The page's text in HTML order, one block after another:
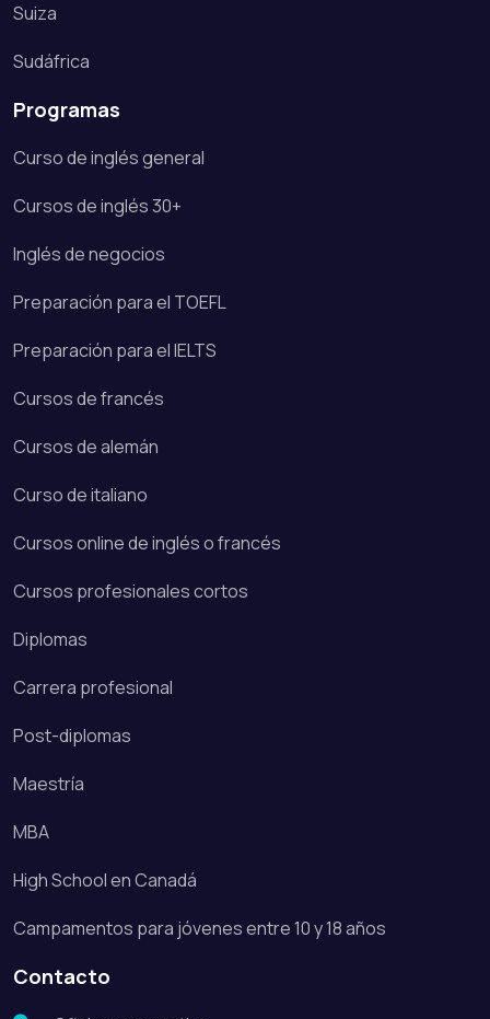
Suiza
Sudáfrica
Programas
Curso de inglés general
Cursos de inglés 30+
Inglés de negocios
Preparación para el TOEFL
Preparación para el IELTS
Cursos de francés
Cursos de alemán
Curso de italiano
Cursos online de inglés o francés
Cursos profesionales cortos
Diplomas
Carrera profesional
Post-diplomas
Maestría
MBA
High School en Canadá
Campamentos para jóvenes entre 10 y 18 años
Contacto